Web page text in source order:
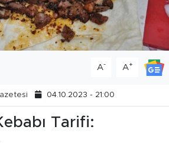
A- A+
04.10.2023 - 21:00
Tarifi: